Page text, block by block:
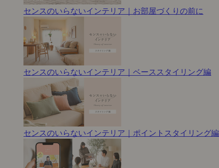
センスのいらないインテリア｜お部屋づくりの前に
センスのいらないインテリア｜ベーススタイリング編
センスのいらないインテリア｜ポイントスタイリング編